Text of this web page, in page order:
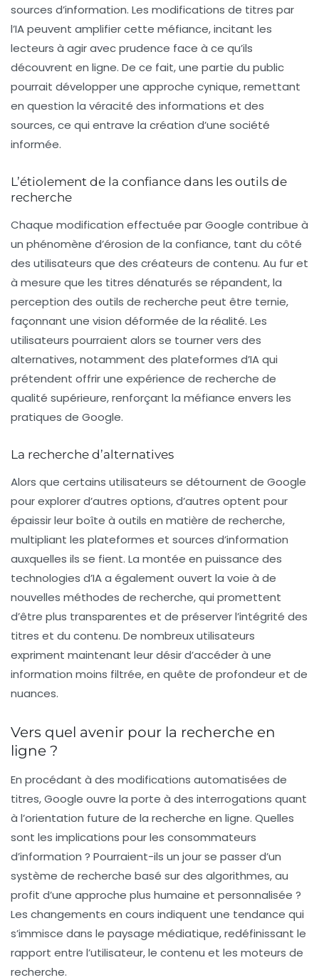
sources d’information. Les modifications de titres par
l’IA peuvent amplifier cette méfiance, incitant les
lecteurs à agir avec prudence face à ce qu’ils
découvrent en ligne. De ce fait, une partie du public
pourrait développer une approche cynique, remettant
en question la véracité des informations et des
sources, ce qui entrave la création d’une société
informée.
L’étiolement de la confiance dans les outils de
recherche
Chaque modification effectuée par Google contribue à
un phénomène d’érosion de la confiance, tant du côté
des utilisateurs que des créateurs de contenu. Au fur et
à mesure que les titres dénaturés se répandent, la
perception des outils de recherche peut être ternie,
façonnant une vision déformée de la réalité. Les
utilisateurs pourraient alors se tourner vers des
alternatives, notamment des plateformes d’IA qui
prétendent offrir une expérience de recherche de
qualité supérieure, renforçant la méfiance envers les
pratiques de Google.
La recherche d’alternatives
Alors que certains utilisateurs se détournent de Google
pour explorer d’autres options, d’autres optent pour
épaissir leur boîte à outils en matière de recherche,
multipliant les plateformes et sources d’information
auxquelles ils se fient. La montée en puissance des
technologies d’IA a également ouvert la voie à de
nouvelles méthodes de recherche, qui promettent
d’être plus transparentes et de préserver l’intégrité des
titres et du contenu. De nombreux utilisateurs
expriment maintenant leur désir d’accéder à une
information moins filtrée, en quête de profondeur et de
nuances.
Vers quel avenir pour la recherche en
ligne ?
En procédant à des modifications automatisées de
titres, Google ouvre la porte à des interrogations quant
à l’orientation future de la recherche en ligne. Quelles
sont les implications pour les consommateurs
d’information ? Pourraient-ils un jour se passer d’un
système de recherche basé sur des algorithmes, au
profit d’une approche plus humaine et personnalisée ?
Les changements en cours indiquent une tendance qui
s’immisce dans le paysage médiatique, redéfinissant le
rapport entre l’utilisateur, le contenu et les moteurs de
recherche.